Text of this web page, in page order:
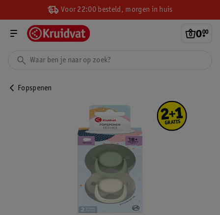
Voor 22:00 besteld, morgen in huis
0.
00
Fopspenen